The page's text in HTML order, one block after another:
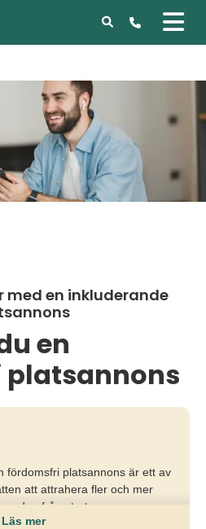
med en inkluderande
en
fördomsfri platsannons är ett av
att attrahera fler och mer
redan från start.
Läs mer